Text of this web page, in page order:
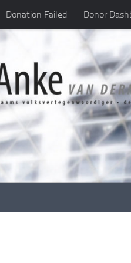
Donation Failed Donor